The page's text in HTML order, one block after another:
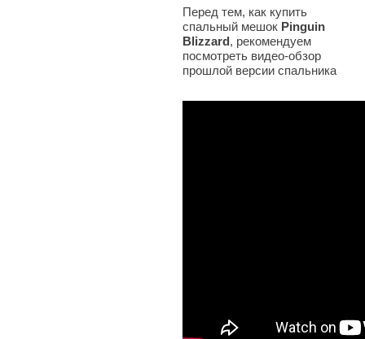
Перед тем, как купить
спальный мешок Pinguin
Blizzard, рекомендуем
посмотреть видео-обзор
прошлой версии спальника